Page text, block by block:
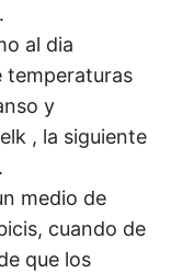
al dia
temperaturas
y
, la siguiente
medio de
cuando de
que los